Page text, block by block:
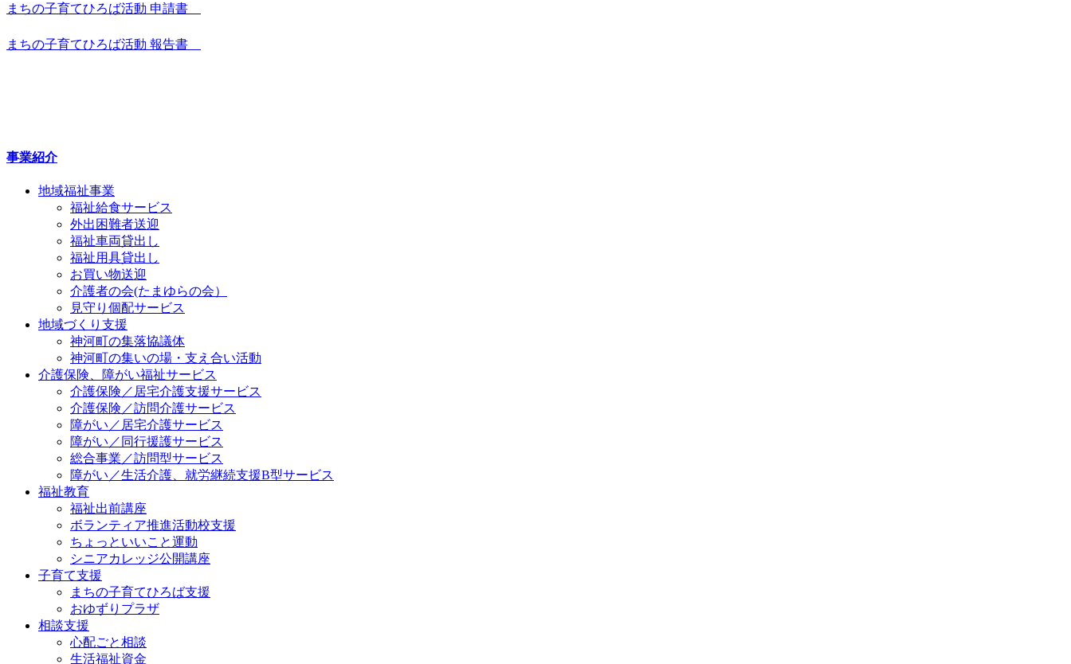
まちの子育てひろば活動 申請書
まちの子育てひろば活動 報告書
事業紹介
地域福祉事業
福祉給食サービス
外出困難者送迎
福祉車両貸出し
福祉用具貸出し
お買い物送迎
介護者の会(たまゆらの会）
見守り個配サービス
地域づくり支援
神河町の集落協議体
神河町の集いの場・支え合い活動
介護保険、障がい福祉サービス
介護保険／居宅介護支援サービス
介護保険／訪問介護サービス
障がい／居宅介護サービス
障がい／同行援護サービス
総合事業／訪問型サービス
障がい／生活介護、就労継続支援B型サービス
福祉教育
福祉出前講座
ボランティア推進活動校支援
ちょっといいこと運動
シニアカレッジ公開講座
子育て支援
まちの子育てひろば支援
おゆずりプラザ
相談支援
心配ごと相談
生活福祉資金